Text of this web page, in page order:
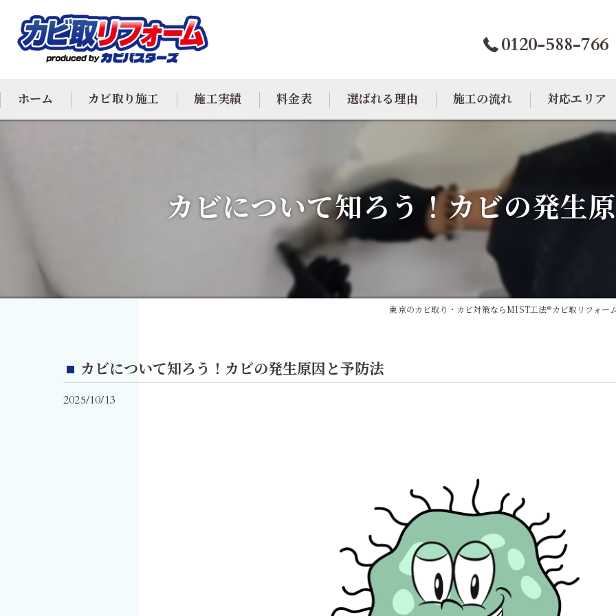
0120-588-766
ホーム カビ取り施工 施工実績 料金表 選ばれる理由 施工の流れ 対応エリア
大阪のカビ取り
東京のカビ取り
カビについて知ろう！カビの発生
東京のカビ取り・カビ対策ならMIST工法®カビ取リフォー
カビについて知ろう！カビの発生原因と予防法
2025/10/13